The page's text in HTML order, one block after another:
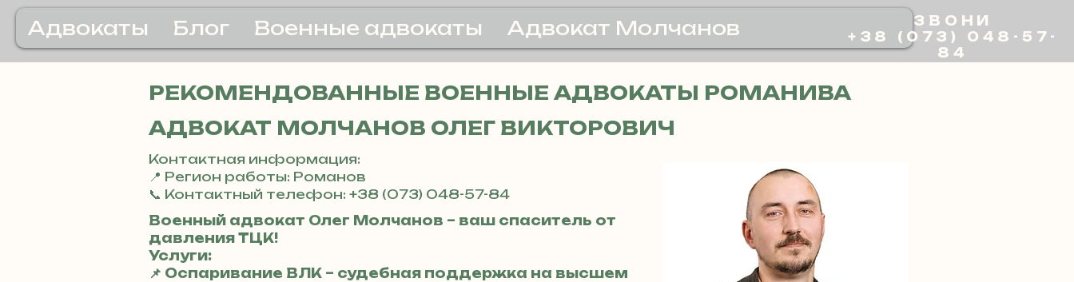
Адвокаты Блог Военные адвокаты Адвокат Молчанов
ЗВОНИ
+38 (073) 048-57-
84
РЕКОМЕНДОВАННЫЕ ВОЕННЫЕ АДВОКАТЫ РОМАНИВА
АДВОКАТ МОЛЧАНОВ ОЛЕГ ВИКТОРОВИЧ
Контактная информация:
📍 Регион работы: Романов
📞 Контактный телефон: +38 (073) 048-57-84
Военный адвокат Олег Молчанов – ваш спаситель от
давления ТЦК!
Услуги:
📌 Оспаривание ВЛК – судебная поддержка на высшем